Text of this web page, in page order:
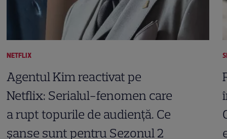
NETFLIX
Agentul Kim reactivat pe
Netflix: Serialul-fenomen care
a rupt topurile de audiență. Ce
șanse sunt pentru Sezonul 2